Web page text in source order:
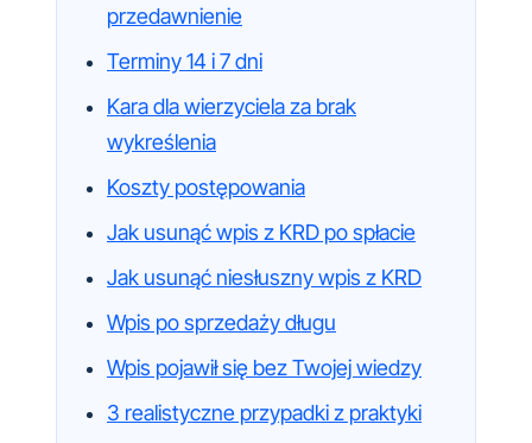
przedawnienie
Terminy 14 i 7 dni
Kara dla wierzyciela za brak
wykreślenia
Koszty postępowania
Jak usunąć wpis z KRD po spłacie
Jak usunąć niesłuszny wpis z KRD
Wpis po sprzedaży długu
Wpis pojawił się bez Twojej wiedzy
3 realistyczne przypadki z praktyki